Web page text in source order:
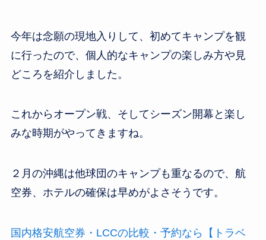
今年は念願の現地入りして、初めてキャンプを観
に行ったので、個人的なキャンプの楽しみ方や見
どころを紹介しました。
これからオープン戦、そしてシーズン開幕と楽し
みな時期がやってきますね。
２月の沖縄は他球団のキャンプも重なるので、航
空券、ホテルの確保は早めがよさそうです。
国内格安航空券・LCCの比較・予約なら【トラベ